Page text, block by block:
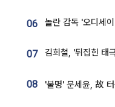
06
07
08